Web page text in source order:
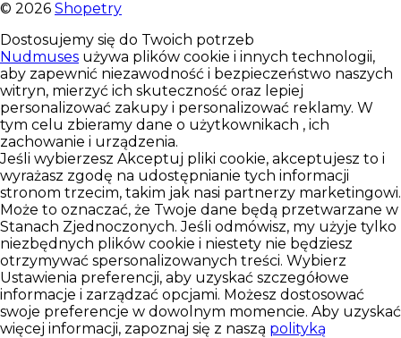
© 2026 Shopetry
Dostosujemy się do Twoich potrzeb
Nudmuses używa plików cookie i innych technologii,
aby zapewnić niezawodność i bezpieczeństwo naszych
witryn, mierzyć ich skuteczność oraz lepiej
personalizować zakupy i personalizować reklamy. W
tym celu zbieramy dane o użytkownikach , ich
zachowanie i urządzenia.
Jeśli wybierzesz Akceptuj pliki cookie, akceptujesz to i
wyrażasz zgodę na udostępnianie tych informacji
stronom trzecim, takim jak nasi partnerzy marketingowi.
Może to oznaczać, że Twoje dane będą przetwarzane w
Stanach Zjednoczonych. Jeśli odmówisz, my użyje tylko
niezbędnych plików cookie i niestety nie będziesz
otrzymywać spersonalizowanych treści. Wybierz
Ustawienia preferencji, aby uzyskać szczegółowe
informacje i zarządzać opcjami. Możesz dostosować
swoje preferencje w dowolnym momencie. Aby uzyskać
więcej informacji, zapoznaj się z naszą polityką